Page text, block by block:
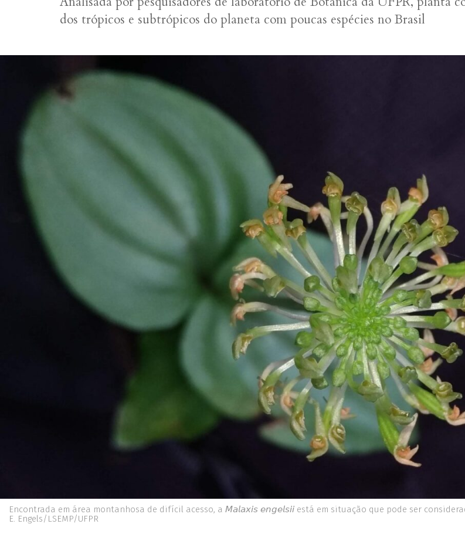
dos trópicos e subtrópicos do planeta com poucas espécies no Brasil
Encontrada em área montanhosa de difícil acesso, a 𝘔𝘢𝘭𝘢𝘹𝘪𝘴 𝘦𝘯𝘨𝘦𝘭𝘴𝘪𝘪 está em situação que pode ser
E. Engels/LSEMP/UFPR